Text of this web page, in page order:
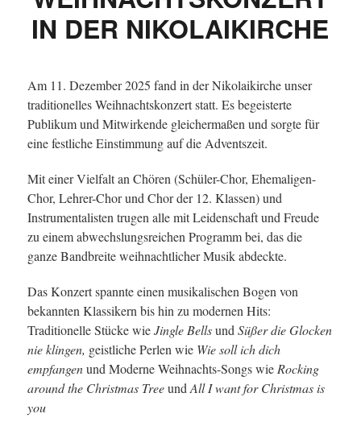
IN DER NIKOLAIKIRCHE
Am 11. Dezember 2025 fand in der Nikolaikirche unser
traditionelles Weihnachtskonzert statt. Es begeisterte
Publikum und Mitwirkende gleichermaßen und sorgte für
eine festliche Einstimmung auf die Adventszeit.
Mit einer Vielfalt an Chören (Schüler-Chor, Ehemaligen-
Chor, Lehrer-Chor und Chor der 12. Klassen) und
Instrumentalisten trugen alle mit Leidenschaft und Freude
zu einem abwechslungsreichen Programm bei, das die
ganze Bandbreite weihnachtlicher Musik abdeckte.
Das Konzert spannte einen musikalischen Bogen von
bekannten Klassikern bis hin zu modernen Hits:
Traditionelle Stücke wieJingle Bellsund Süßer die Glocken
nie klingen, geistliche Perlen wie Wie soll ich dich
empfangenund Moderne Weihnachts-Songs wie Rocking
around the Christmas Treeund All I want for Christmas is
you